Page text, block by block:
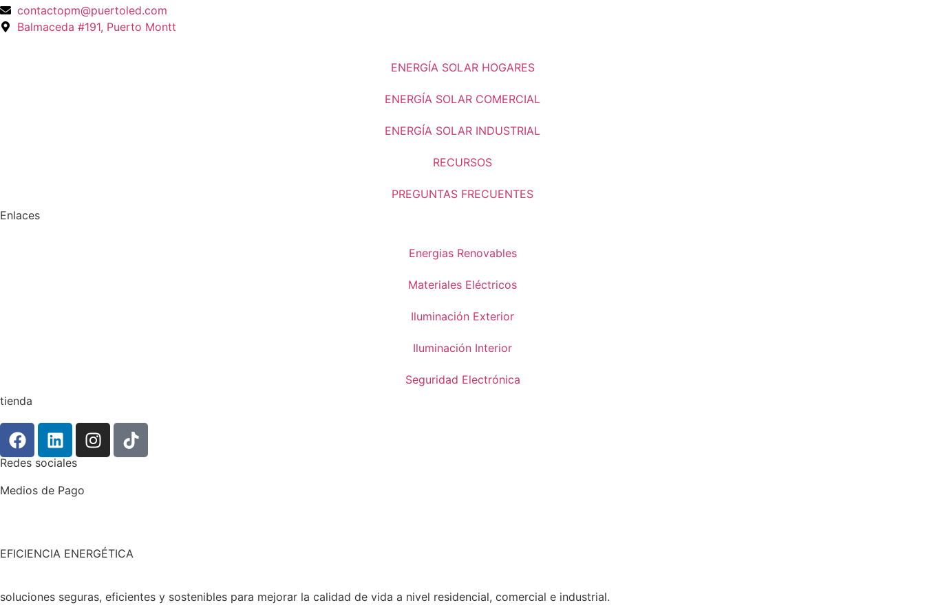
contactopm@puertoled.com
Balmaceda #191, Puerto Montt
ENERGÍA SOLAR HOGARES
ENERGÍA SOLAR COMERCIAL
ENERGÍA SOLAR INDUSTRIAL
RECURSOS
PREGUNTAS FRECUENTES
Enlaces
Energias Renovables
Materiales Eléctricos
Iluminación Exterior
Iluminación Interior
Seguridad Electrónica
tienda
Redes sociales
Medios de Pago
EFICIENCIA ENERGÉTICA
soluciones seguras, eficientes y sostenibles para mejorar la calidad de vida a nivel residencial, comercial e industrial.